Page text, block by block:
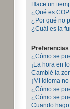
Hace un
¿Qué es
¿Por qué no
¿Cuál es la
¿Cómo se
¡La hora en
Cambié la
¡Mi idioma
¿Cómo se
¿Cómo se
Cuando